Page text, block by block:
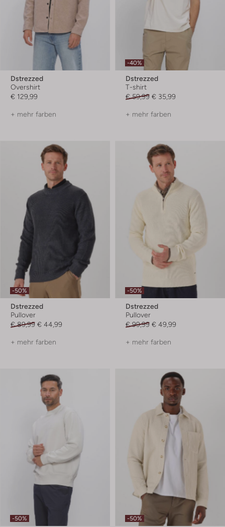
Dstrezzed
Overshirt
€ 129,99
+ mehr farben
-40%
Dstrezzed
T-shirt
€ 59,99 € 35,99
+ mehr farben
-50%
Dstrezzed
Pullover
€ 89,99 € 44,99
+ mehr farben
-50%
Dstrezzed
Pullover
€ 99,99 € 49,99
+ mehr farben
-50% -50%